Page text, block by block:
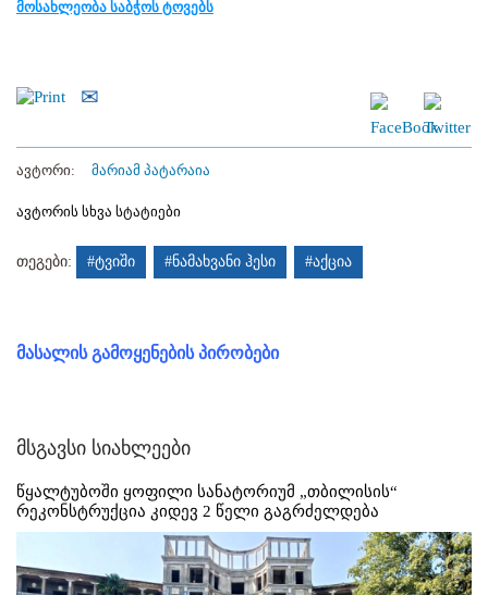
მოსახლეობა საბჭოს ტოვებს
ავტორი: მარიამ პატარაია
ავტორის სხვა სტატიები
თეგები: #ტვიში #ნამახვანი ჰესი #აქცია
მასალის გამოყენების პირობები
მსგავსი სიახლეები
წყალტუბოში ყოფილი სანატორიუმ „თბილისის“
რეკონსტრუქცია კიდევ 2 წელი გაგრძელდება